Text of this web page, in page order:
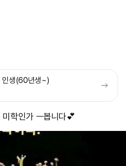
생(60년생~)
학인가 ㅡ봅니다💕